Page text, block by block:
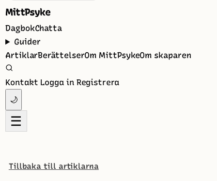
MittPsyke
DagbokChatta
Guider
ArtiklarBerättelserOm MittPsykeOm skaparen
Kontakt Logga in Registrera
🌙
☰
Tillbaka till artiklarna